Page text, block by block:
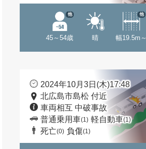
45～54歳
他
晴 幅19.5m～
他
2024年10月3日(木)17:48
北広島市島松 付近
車両相互 中破事故
普通乗用車(1) 軽自動車(1)
死亡(0) 負傷(1)